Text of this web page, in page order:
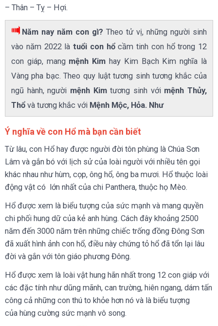
– Thân – Tỵ – Hợi.
Năm nay năm con gì? Theo tử vị, những người sinh
vào năm 2022 là tuổi con hổcầm tinh con hổ trong 12
con giáp, mang mệnh Kim hay Kim Bạch Kim nghĩa là
Vàng pha bạc. Theo quy luật tương sinh tương khắc của
ngũ hành, người mệnh Kimtương sinh với mệnh Thủy,
Thổ và tương khắc với Mệnh Mộc, Hỏa. Như
Ý nghĩa về con Hổ mà bạn cần biết
Từ lâu, con Hổ hay được người đời tôn phùng là Chúa Sơn
Lâm và gắn bó với lịch sử của loài người với nhiều tên gọi
khác nhau như hùm, cọp, ông hổ, ông ba mươi. Hổ thuộc loài
động vật có lớn nhất của chi Panthera, thuộc họ Mèo.
Hổ được xem là biểu tượng của sức mạnh và mang quyền
chi phối hung dữ của kẻ anh hùng. Cách đây khoảng 2500
năm đến 3000 năm trên những chiếc trống đồng Đông Sơn
đã xuất hình ảnh con hổ, điều này chứng tỏ hổ đã tổn lại lâu
đời và gắn với tôn giáo phương Đông.
Hổ được xem là loài vật hung hãn nhất trong 12 con giáp với
các đặc tính như dũng mãnh, can trường, hiên ngang, dám tấn
công cả những con thú to khỏe hơn nó và là biểu tượng
của hùng cường sức mạnh vô song.